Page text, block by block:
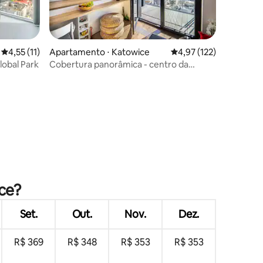
4,55 de uma avaliação média de 5, 11 avaliações
4,55 (11)
Park
Apartamento ⋅ Katowice 4,97 de uma avaliação
4,97 (122)
Cobertura panorâmica - centro da
Set. Out. Nov. Dez.
R$ 369 R$ 348 R$ 353 R$ 353